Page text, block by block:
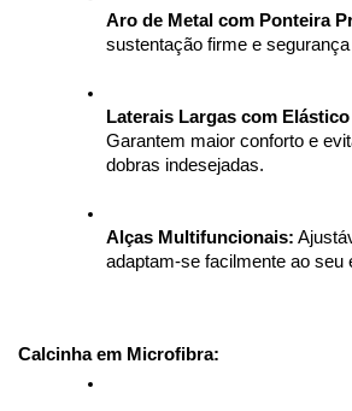
Aro de Metal com Ponteira
sustentação firme e
Laterais Largas com
Garantem maior conforto e
dobras indesejadas.
Alças Multifuncionais:
adaptam-se facilmente ao seu
Calcinha em Microfibra: